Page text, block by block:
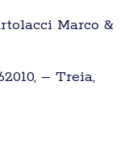
Marco &
– Treia,